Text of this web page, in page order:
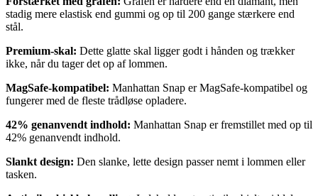
stadig mere elastisk end gummi og op til 200 gange stærkere end
stål.
Premium-skal: Dette glatte skal ligger godt i hånden og trækker
ikke, når du tager det op af lommen.
MagSafe-kompatibel: Manhattan Snap er MagSafe-kompatibel og
fungerer med de fleste trådløse opladere.
42% genanvendt indhold: Manhattan Snap er fremstillet med op til
42% genanvendt indhold.
Slankt design: Den slanke, lette design passer nemt i lommen eller
tasken.